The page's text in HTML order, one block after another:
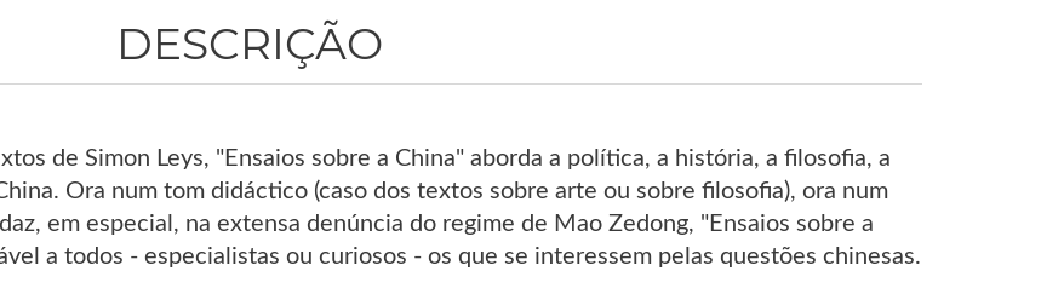
DESCRIÇÃO
de Simon Leys, "Ensaios sobre a China" aborda a política, a história, a filosofia, a
Ora num tom didáctico (caso dos textos sobre arte ou sobre filosofia), ora num
em especial, na extensa denúncia do regime de Mao Zedong, "Ensaios sobre a
a todos - especialistas ou curiosos - os que se interessem pelas questões chinesas.